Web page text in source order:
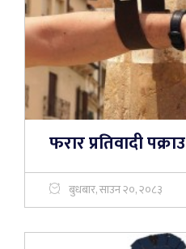
फरार प्रतिवादी पक्राउ
बुधबार, साउन २०, २०८३